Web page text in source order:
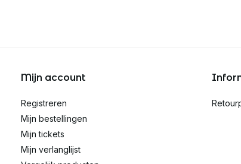
Mijn account
Registreren
Mijn bestellingen
Mijn tickets
Mijn verlanglijst